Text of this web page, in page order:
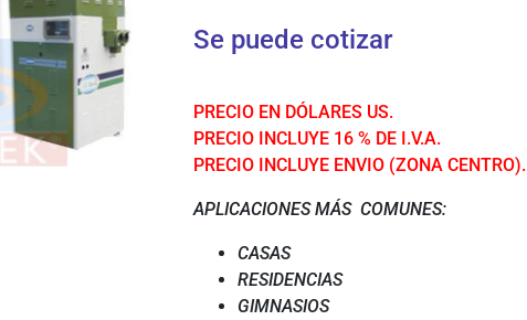
Se puede cotizar
PRECIO EN DÓLARES US.
PRECIO INCLUYE 16 % DE I.V.A.
PRECIO INCLUYE ENVIO (ZONA CENTRO).
APLICACIONES MÁS COMUNES:
CASAS
RESIDENCIAS
GIMNASIOS